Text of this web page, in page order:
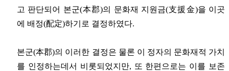
고 판단되어 본군(本郡)의 문화재 지원금(支援金)을 이곳
에 배정(配定)하기로 결정하였다.
본군(本郡)의 이러한 결정은 물론 이 정자의 문화재적 가치
를 인정하는데서 비롯되었지만, 또 한편으로는 이를 보존